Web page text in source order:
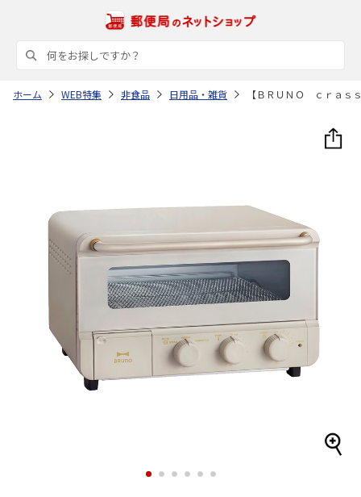
ホーム WEB特集 非食品 日用品・雑貨 【ＢＲＵＮＯ ｃｒａｓ
1 2 3 4 5 6